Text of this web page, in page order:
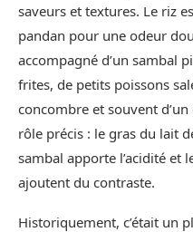
saveurs et textures. Le riz
pandan pour une odeur
accompagné d’un sambal
frites, de petits poissons
concombre et souvent
rôle précis : le gras du lait
sambal apporte l’acidité et
ajoutent du contraste.
Historiquement, c’était un